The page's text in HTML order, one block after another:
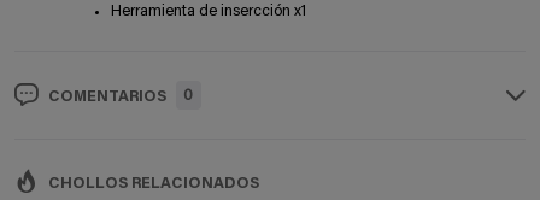
Herramienta de insercción x1
COMENTARIOS 0
CHOLLOS RELACIONADOS